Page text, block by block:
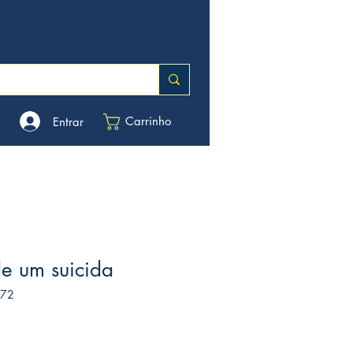
Entrar Carrinho
um suicida